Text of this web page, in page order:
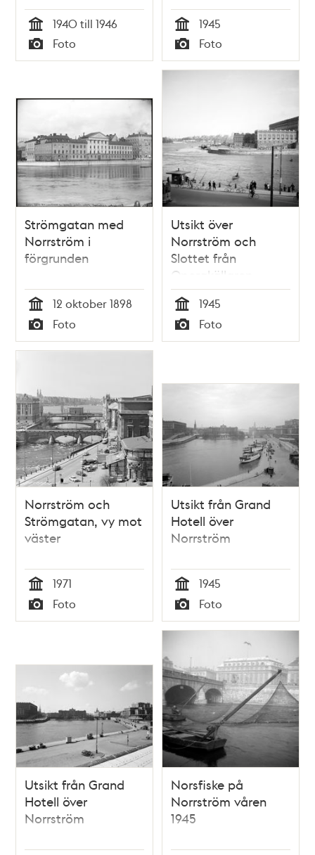
Tid
1940 till 1946
Typ
Foto Tid
1945
Typ
Foto
Strömgatan med
Norrström i
förgrunden
Tid
12 oktober 1898
Typ
Foto
Utsikt över
Norrström och
Slottet från
Operakällaren
Tid
1945
Typ
Foto
Norrström och
Strömgatan, vy mot
väster
Tid
1971
Typ
Foto
Utsikt från Grand
Hotell över
Norrström
Tid
1945
Typ
Foto
Utsikt från Grand
Hotell över
Norrström
Norsfiske på
Norrström våren
1945